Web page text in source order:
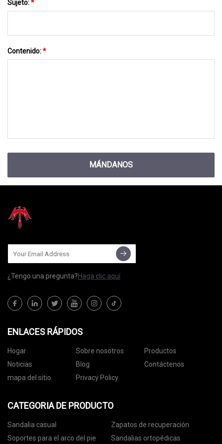
Sujeto:*
Contenido:*
MÁNDANOS
¿Tengo una pregunta?Haga clic aquí
ENLACES RÁPIDOS
Hogar Sobre nosotros
Productos
Noticias
Blog
Contáctenos
mapa del sitio
Privacy Policy
CATEGORIA DE PRODUCTO
Sandalia casual
Zapatos de recuperación
Soportes para el arco del pie
Sandalias ortopédicas